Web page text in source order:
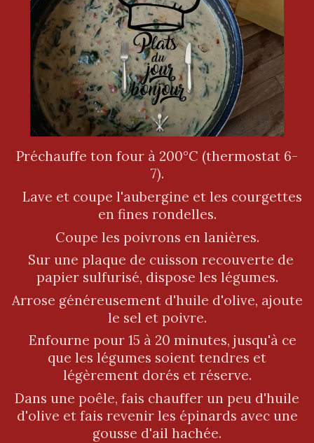
Préchauffe ton four à 200°C (thermostat 6-
7).
Lave et coupe l'aubergine et les courgettes
en fines rondelles.
Coupe les poivrons en lanières.
Sur une plaque de cuisson recouverte de
papier sulfurisé, dispose les légumes.
Arrose généreusement d'huile d'olive, ajoute
le sel et poivre.
Enfourne pour 15 à 20 minutes, jusqu'à ce
que les légumes soient tendres et
légèrement dorés et réserve.
Dans une poêle, fais chauffer un peu d'huile
d'olive et fais revenir les épinards avec une
gousse d'ail hachée.